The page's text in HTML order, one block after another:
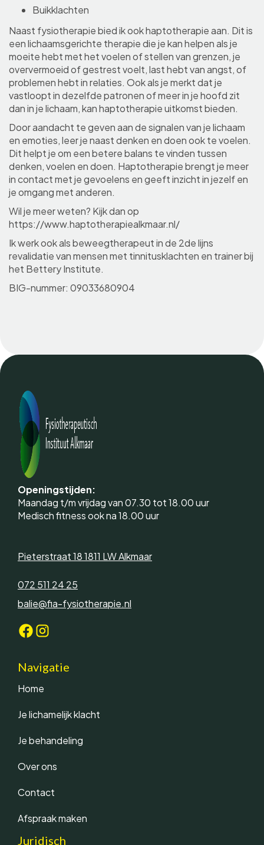
Buikklachten
Naast fysiotherapie bied ik ook haptotherapie aan. Dit is
een lichaamsgerichte therapie die je kan helpen als je
moeite hebt met het voelen of stellen van grenzen, je
oververmoeid of gestrest voelt, last hebt van angst, of
problemen hebt in relaties. Ook als je merkt dat je
vastloopt in dezelfde patronen of meer in je hoofd zit
dan in je lichaam, kan haptotherapie uitkomst bieden.
Door aandacht te geven aan de signalen van je lichaam
en emoties, leer je naast denken en doen ook te voelen.
Dit helpt je om een betere balans te vinden tussen
denken, voelen en doen. Haptotherapie brengt je meer
in contact met je gevoelens en geeft inzicht in jezelf en
je omgang met anderen.
Wil je meer weten? Kijk dan op
https://www.haptotherapiealkmaar.nl/
Ik werk ook als beweegtherapeut in de 2de lijns
revalidatie van mensen met tinnitusklachten en trainer bij
het Bettery Institute.
BIG-nummer: 09033680904
Openingstijden:
Maandag t/m vrijdag van 07.30 tot 18.00 uur
Medisch fitness ook na 18.00 uur
Pieterstraat 18 1811 LW Alkmaar
072 511 24 25
balie@fia-fysiotherapie.nl
Navigatie
Home
Je lichamelijk klacht
Je behandeling
Over ons
Contact
Afspraak maken
Juridisch